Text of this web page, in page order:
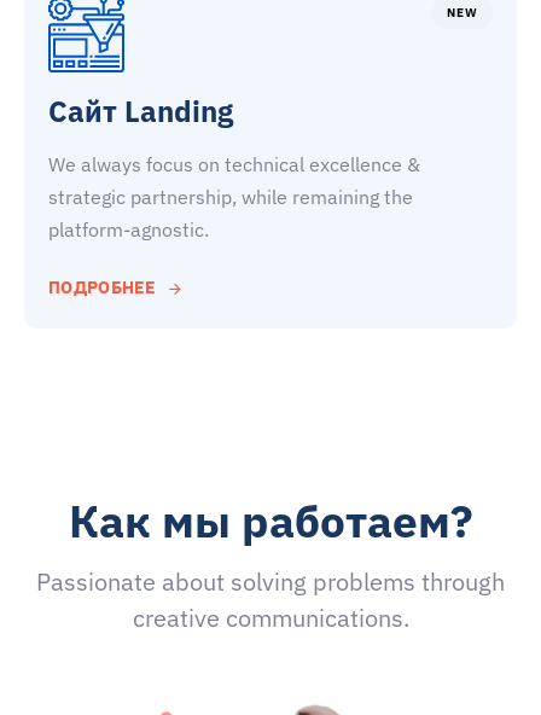
NEW
Сайт Landing
We always focus on technical excellence &
strategic partnership, while remaining the
platform-agnostic.
ПОДРОБНЕЕ
Как мы работаем?
Passionate about solving problems through
creative communications.